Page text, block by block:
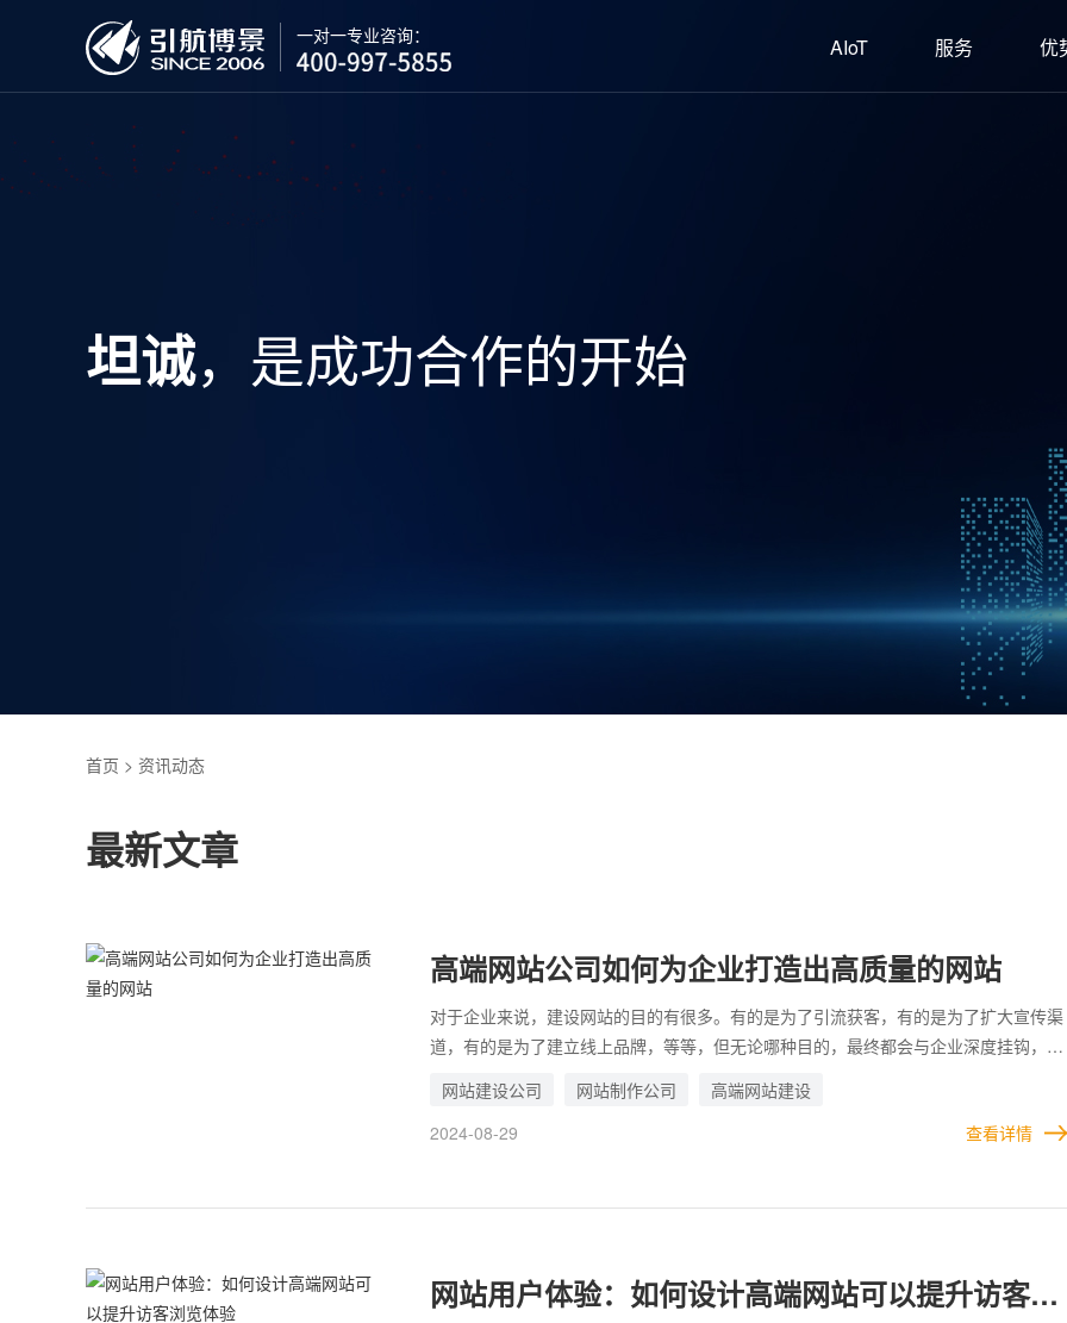
一对一专业咨询： AIoT 服务 优
坦诚，是成功合作的开始
首页 > 资讯动态
最新文章
高端网站公司如何为企业打造出高质量的网站
对于企业来说，建设网站的目的有很多。有的是为了引流获客，有的是为了扩大宣传渠
道，有的是为了建立线上品牌，等等，但无论哪种目的，最终都会与企业深度挂钩，因
企业官网往往就是考察的首选。因为企业官网就相当于企业在线上的门面，如果官网制
作的不好，相信用户也很难产生信任感。
网站建设公司 网站制作公司
高端网站建设
2024-08-29
查看详情
网站用户体验：如何设计高端网站可以提升访客浏